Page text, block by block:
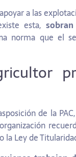
a las
esta,
norma que el
de la
la Ley de